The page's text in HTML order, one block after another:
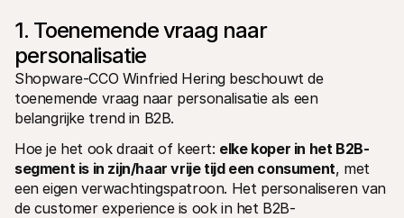
Ontdek hoe we jouw bedrijf kunnen helpen
1. Toenemende vraag naar
personalisatie
Shopware-CCO Winfried Hering beschouwt de
toenemende vraag naar personalisatie als een
belangrijke trend in B2B.
Hoe je het ook draait of keert: elke koper in het B2B-
segment is in zijn/haar vrije tijd een consument, met
een eigen verwachtingspatroon. Het personaliseren van
de customer experience is ook in het B2B-